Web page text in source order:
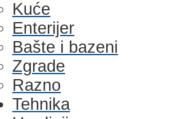
Kuće
Enterijer
Bašte i bazeni
Zgrade
Razno
Tehnika